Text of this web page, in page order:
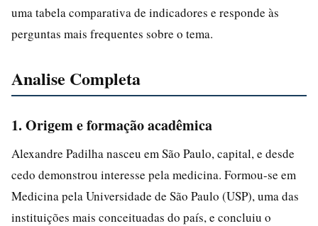
uma tabela comparativa de indicadores e responde às
perguntas mais frequentes sobre o tema.
Analise Completa
1. Origem e formação acadêmica
Alexandre Padilha nasceu em São Paulo, capital, e desde
cedo demonstrou interesse pela medicina. Formou-se em
Medicina pela Universidade de São Paulo (USP), uma das
instituições mais conceituadas do país, e concluiu o